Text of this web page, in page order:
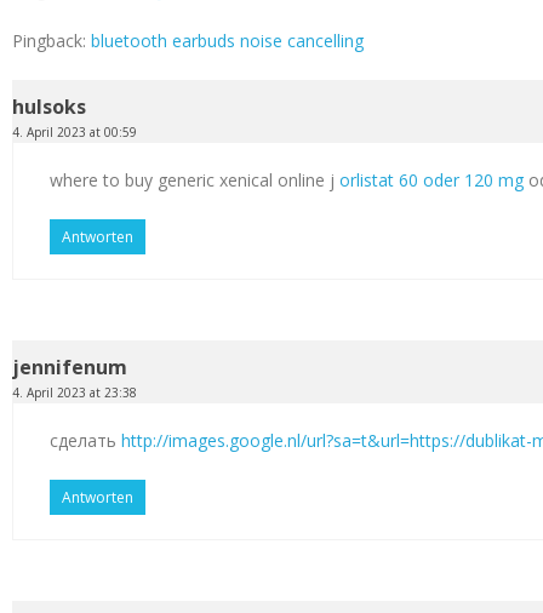
Pingback: bluetooth earbuds noise cancelling
hulsoks
4. April 2023 at 00:59
where to buy generic xenical online j orlistat 60 oder 120 mg
Antworten
jennifenum
4. April 2023 at 23:38
сделать http://images.google.nl/url?sa=t&url=https://dublikat-
Antworten